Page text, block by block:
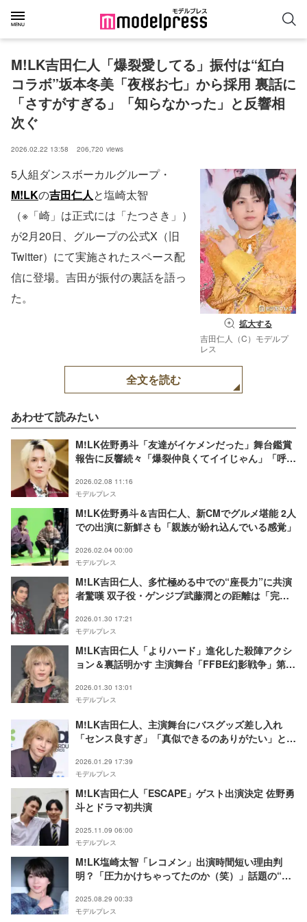
M!LK吉田仁人「爆裂愛してる」振付は“紅白
コラボ”坂本冬美「夜桜お七」から採用 裏話に
「さすがすぎる」「知らなかった」と反響相
次ぐ
2026.02.22 13:58 206,720 views
拡大する
吉田仁人（C）モデルプ
レス
5人組ダンスボーカルグループ・
M!LKの吉田仁人と塩崎太智
（※「崎」は正式には「たつさき」）
が2月20日、グループの公式X（旧
Twitter）にて実施されたスペース配
信に登場。吉田が振付の裏話を語っ
た。
全文を読む
あわせて読みたい
M!LK佐野勇斗「友達がイケメンだった」舞台鑑賞
報告に反響続々「爆裂仲良くてイイじゃん」「呼び
2026.02.08 11:16
モデルプレス
M!LK佐野勇斗＆吉田仁人、新CMでグルメ堪能 2人
での出演に新鮮さも「親族が紛れ込んでいる感覚」
2026.02.04 00:00
モデルプレス
M!LK吉田仁人、多忙極める中での“座長力”に共演
者驚嘆 双子役・ゲンジブ武藤潤との距離は「完全
2026.01.30 17:21
モデルプレス
M!LK吉田仁人「よりハード」進化した殺陣アクシ
ョン＆裏話明かす 主演舞台「FFBE幻影戦争」第2
2026.01.30 13:01
モデルプレス
M!LK吉田仁人、主演舞台にバスグッズ差し入れ
「センス良すぎ」「真似できるのありがたい」と反
2026.01.29 17:39
モデルプレス
M!LK吉田仁人「ESCAPE」ゲスト出演決定 佐野勇
斗とドラマ初共演
2025.11.09 06:00
モデルプレス
M!LK塩崎太智「レコメン」出演時間短い理由判
明？「圧力かけちゃってたのか（笑）」話題の“初
2025.08.29 00:33
モデルプレス